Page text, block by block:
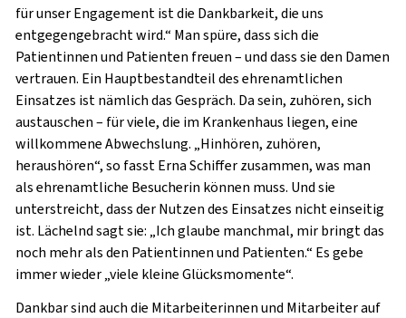
für unser Engagement ist die Dankbarkeit, die uns
entgegengebracht wird.“ Man spüre, dass sich die
Patientinnen und Patienten freuen – und dass sie den Damen
vertrauen. Ein Hauptbestandteil des ehrenamtlichen
Einsatzes ist nämlich das Gespräch. Da sein, zuhören, sich
austauschen – für viele, die im Krankenhaus liegen, eine
willkommene Abwechslung. „Hinhören, zuhören,
heraushören“, so fasst Erna Schiffer zusammen, was man
als ehrenamtliche Besucherin können muss. Und sie
unterstreicht, dass der Nutzen des Einsatzes nicht einseitig
ist. Lächelnd sagt sie: „Ich glaube manchmal, mir bringt das
noch mehr als den Patientinnen und Patienten.“ Es gebe
immer wieder „viele kleine Glücksmomente“.
Dankbar sind auch die Mitarbeiterinnen und Mitarbeiter auf